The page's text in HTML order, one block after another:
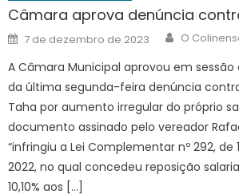
Câmara aprova denúncia
Posted
on
7 de dezembro de 2023 Author
O
A Câmara Municipal aprovou em
da última segunda-feira denúncia
Taha por aumento irregular do próprio
documento assinado pelo vereador
“infringiu a Lei Complementar nº 292, de
2022, no qual concedeu reposição
10,10% aos […]